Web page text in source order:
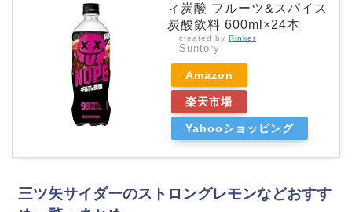
ィ炭酸 フルーツ&スパイス
炭酸飲料 600ml×24本
created by Rinker
Suntory
Amazon
楽天市場
Yahooショッピング
三ツ矢サイダーのストロングレモンなどおすす